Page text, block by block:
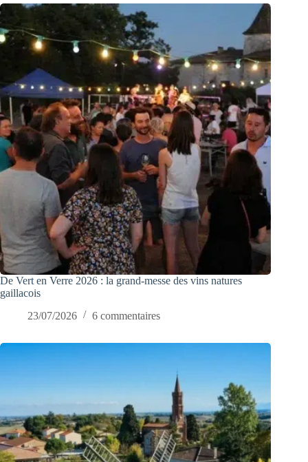
De Vert en Verre 2026 : la grand-messe des vins natures
gaillacois
23/07/2026
6 commentaires